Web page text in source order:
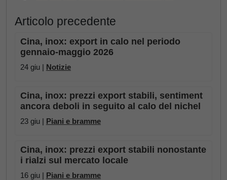
Articolo precedente
Cina, inox: export in calo nel periodo
gennaio-maggio 2026
24 giu | Notizie
Cina, inox: prezzi export stabili, sentiment
ancora deboli in seguito al calo del nichel
23 giu | Piani e bramme
Cina, inox: prezzi export stabili nonostante
i rialzi sul mercato locale
16 giu | Piani e bramme